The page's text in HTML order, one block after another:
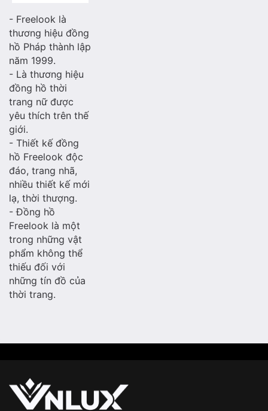
- Freelook là
thương hiệu đồng
hồ Pháp thành lập
năm 1999.
- Là thương hiệu
đồng hồ thời
trang nữ được
yêu thích trên thế
giới.
- Thiết kế đồng
hồ Freelook độc
đáo, trang nhã,
nhiều thiết kế mới
lạ, thời thượng.
- Đồng hồ
Freelook là một
trong những vật
phẩm không thể
thiếu đối với
những tín đồ của
thời trang.